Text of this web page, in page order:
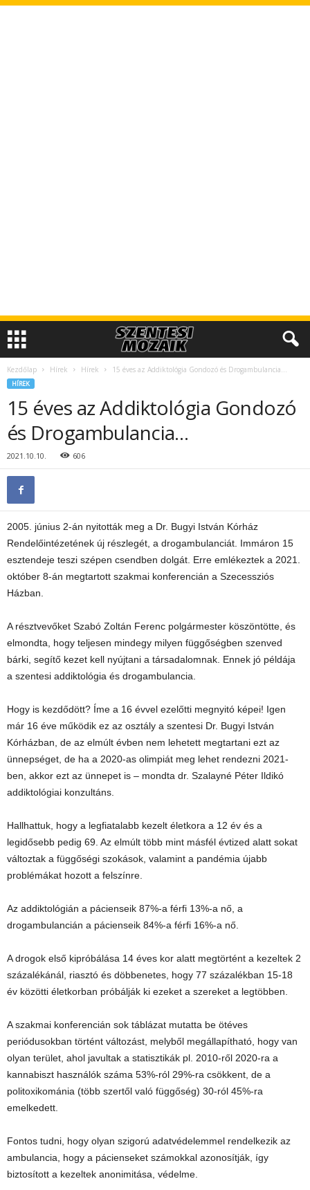
Kezdőlap Hírek Hírek 15 éves az Addiktológia Gondozó és Drogambulancia…
HÍREK
15 éves az Addiktológia Gondozó
és Drogambulancia…
2021.10.10. 606
2005. június 2-án nyitották meg a Dr. Bugyi István Kórház
Rendelőintézetének új részlegét, a drogambulanciát. Immáron 15
esztendeje teszi szépen csendben dolgát. Erre emlékeztek a 2021.
október 8-án megtartott szakmai konferencián a Szecessziós
Házban.
A résztvevőket Szabó Zoltán Ferenc polgármester köszöntötte, és
elmondta, hogy teljesen mindegy milyen függőségben szenved
bárki, segítő kezet kell nyújtani a társadalomnak. Ennek jó példája
a szentesi addiktológia és drogambulancia.
Hogy is kezdődött? Íme a 16 évvel ezelőtti megnyitó képei! Igen
már 16 éve működik ez az osztály a szentesi Dr. Bugyi István
Kórházban, de az elmúlt évben nem lehetett megtartani ezt az
ünnepséget, de ha a 2020-as olimpiát meg lehet rendezni 2021-
ben, akkor ezt az ünnepet is – mondta dr. Szalayné Péter Ildikó
addiktológiai konzultáns.
Hallhattuk, hogy a legfiatalabb kezelt életkora a 12 év és a
legidősebb pedig 69. Az elmúlt több mint másfél évtized alatt sokat
változtak a függőségi szokások, valamint a pandémia újabb
problémákat hozott a felszínre.
Az addiktológián a pácienseik 87%-a férfi 13%-a nő, a
drogambulancián a pácienseik 84%-a férfi 16%-a nő.
A drogok első kipróbálása 14 éves kor alatt megtörtént a kezeltek 2
százalékánál, riasztó és döbbenetes, hogy 77 százalékban 15-18
év közötti életkorban próbálják ki ezeket a szereket a legtöbben.
A szakmai konferencián sok táblázat mutatta be ötéves
periódusokban történt változást, melyből megállapítható, hogy van
olyan terület, ahol javultak a statisztikák pl. 2010-ről 2020-ra a
kannabiszt használók száma 53%-ról 29%-ra csökkent, de a
politoxikománia (több szertől való függőség) 30-ról 45%-ra
emelkedett.
Fontos tudni, hogy olyan szigorú adatvédelemmel rendelkezik az
ambulancia, hogy a pácienseket számokkal azonosítják, így
biztosított a kezeltek anonimitása, védelme.